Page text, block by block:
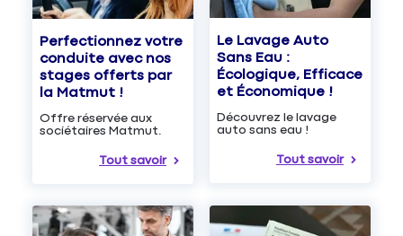
Perfectionnez votre
conduite avec nos
stages offerts par
la Matmut !
Offre réservée aux
sociétaires Matmut.
Tout savoir
Le Lavage Auto
Sans Eau :
Écologique, Efficace
et Économique !
Découvrez le lavage
auto sans eau !
Tout savoir